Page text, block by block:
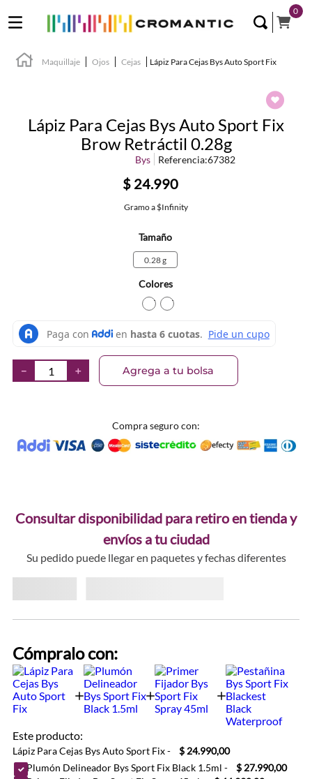
0
Maquillaje Ojos Cejas Lápiz Para Cejas Bys Auto Sport Fix
Lápiz Para Cejas Bys Auto Sport Fix
Brow Retráctil 0.28g
Bys Referencia:67382
$ 24.990
Gramoa $Infinity
Tamaño
0.28 g
Colores
TEXTURA_9313880553872
TEXTURA_9313880553896
＋
－ Agrega a tu bolsa
Compra seguro con:
Consultar disponibilidad para retiro en tienda y
envíos a tu ciudad
Su pedido puede llegar en paquetes y fechas diferentes
Cómpralo con:
Este producto:
Lápiz Para Cejas Bys Auto Sport Fix-
$ 24.990,00
Plumón Delineador Bys Sport Fix Black 1.5ml -
$ 27.990,00